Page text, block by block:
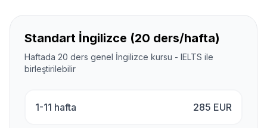
Standart İngilizce (20 ders/hafta)
Haftada 20 ders genel İngilizce kursu - IELTS ile
birleştirilebilir
1-11 hafta 285 EUR